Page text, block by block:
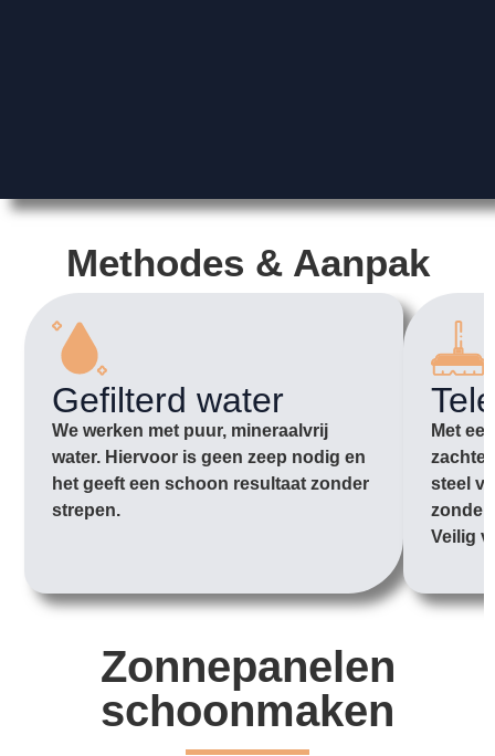
Methodes & Aanpak
Gefilterd water
We werken met puur, mineraalvrij
water. Hiervoor is geen zeep nodig en
het geeft een schoon resultaat zonder
strepen.
Met
zachte
steel
zonder
Veilig
Zonnepanelen
schoonmaken